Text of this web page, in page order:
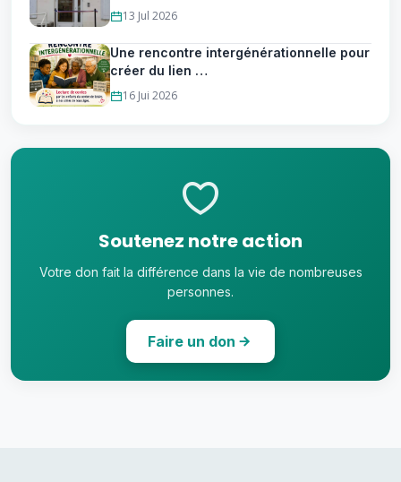
13 Jul 2026
Une rencontre intergénérationnelle pour
créer du lien …
16 Jui 2026
Soutenez notre action
Votre don fait la différence dans la vie de nombreuses
personnes.
Faire un don